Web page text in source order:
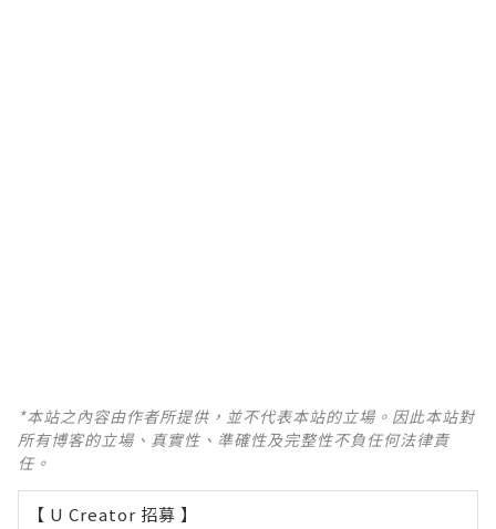
*本站之內容由作者所提供，並不代表本站的立場。因此本站對
所有博客的立場、真實性、準確性及完整性不負任何法律責
任。
【 U Creator 招募 】